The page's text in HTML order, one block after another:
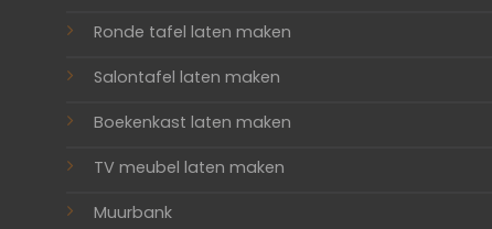
Ronde tafel laten maken
Salontafel laten maken
Boekenkast laten maken
TV meubel laten maken
Muurbank